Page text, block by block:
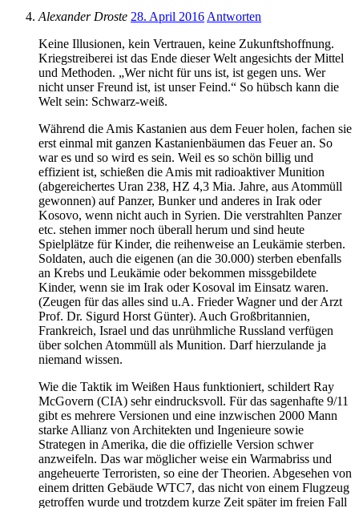
Alexander Droste 28. April 2016 Antworten
Keine Illusionen, kein Vertrauen, keine Zukunftshoffnung.
Kriegstreiberei ist das Ende dieser Welt angesichts der Mittel
und Methoden. „Wer nicht für uns ist, ist gegen uns. Wer
nicht unser Freund ist, ist unser Feind.“ So hübsch kann die
Welt sein: Schwarz-weiß.
Während die Amis Kastanien aus dem Feuer holen, fachen sie
erst einmal mit ganzen Kastanienbäumen das Feuer an. So
war es und so wird es sein. Weil es so schön billig und
effizient ist, schießen die Amis mit radioaktiver Munition
(abgereichertes Uran 238, HZ 4,3 Mia. Jahre, aus Atommüll
gewonnen) auf Panzer, Bunker und anderes in Irak oder
Kosovo, wenn nicht auch in Syrien. Die verstrahlten Panzer
etc. stehen immer noch überall herum und sind heute
Spielplätze für Kinder, die reihenweise an Leukämie sterben.
Soldaten, auch die eigenen (an die 30.000) sterben ebenfalls
an Krebs und Leukämie oder bekommen missgebildete
Kinder, wenn sie im Irak oder Kosoval im Einsatz waren.
(Zeugen für das alles sind u.A. Frieder Wagner und der Arzt
Prof. Dr. Sigurd Horst Günter). Auch Großbritannien,
Frankreich, Israel und das unrühmliche Russland verfügen
über solchen Atommüll als Munition. Darf hierzulande ja
niemand wissen.
Wie die Taktik im Weißen Haus funktioniert, schildert Ray
McGovern (CIA) sehr eindrucksvoll. Für das sagenhafte 9/11
gibt es mehrere Versionen und eine inzwischen 2000 Mann
starke Allianz von Architekten und Ingenieure sowie
Strategen in Amerika, die die offizielle Version schwer
anzweifeln. Das war möglicher weise ein Warmabriss und
angeheuerte Terroristen, so eine der Theorien. Abgesehen von
einem dritten Gebäude WTC7, das nicht von einem Flugzeug
getroffen wurde und trotzdem kurze Zeit später im freien Fall